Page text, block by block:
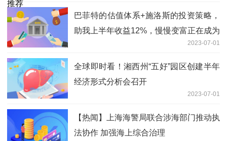
巴菲特的估值体系+施洛斯的投资策略，
助我上半年收益12%，慢慢变富正在成为
2023-07-01
全球即时看！湘西州“五好”园区创建半年
经济形式分析会召开
2023-07-01
【热闻】上海海警局联合涉海部门推动执
法协作 加强海上综合治理